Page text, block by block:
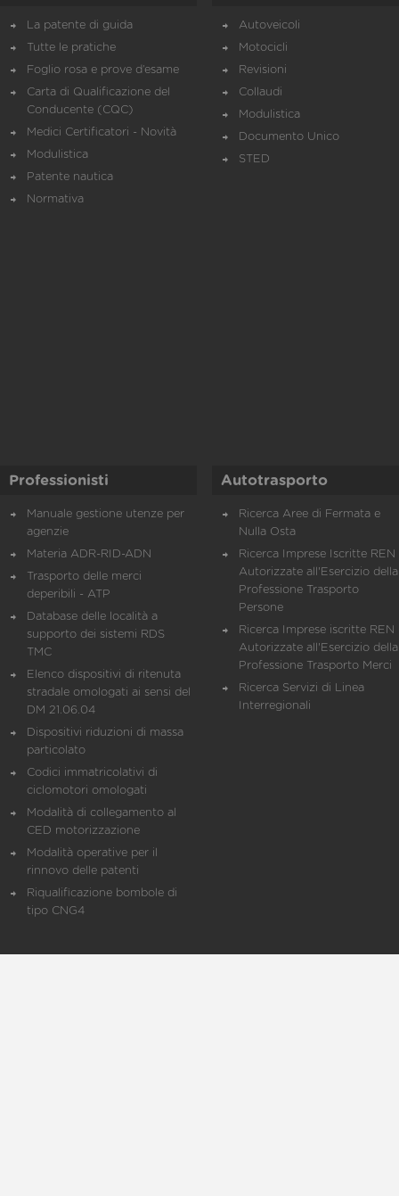
La patente di guida
Tutte le pratiche
Foglio rosa e prove d’esame
Carta di Qualificazione del
Conducente (CQC)
Medici Certificatori - Novità
Modulistica
Patente nautica
Normativa
Autoveicoli
Motocicli
Revisioni
Collaudi
Modulistica
Documento Unico
STED
Professionisti
Manuale gestione utenze per
agenzie
Materia ADR-RID-ADN
Trasporto delle merci
deperibili - ATP
Database delle località a
supporto dei sistemi RDS
TMC
Elenco dispositivi di ritenuta
stradale omologati ai sensi del
DM 21.06.04
Dispositivi riduzioni di massa
particolato
Codici immatricolativi di
ciclomotori omologati
Modalità di collegamento al
CED motorizzazione
Modalità operative per il
rinnovo delle patenti
Riqualificazione bombole di
tipo CNG4
Autotrasporto
Ricerca Aree di Fermata e
Nulla Osta
Ricerca Imprese Iscritte REN
Autorizzate all'Esercizio della
Professione Trasporto
Persone
Ricerca Imprese iscritte REN
Autorizzate all'Esercizio della
Professione Trasporto Merci
Ricerca Servizi di Linea
Interregionali